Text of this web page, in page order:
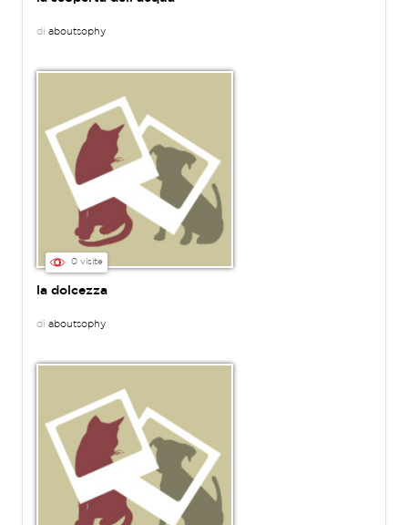
di aboutsophy
0 visite
la dolcezza
di aboutsophy